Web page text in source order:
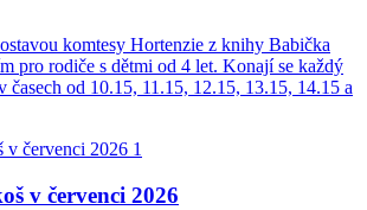
komtesy Hortenzie z knihy Babička
pro rodiče s dětmi od 4 let. Konají se každý
časech od 10.15, 11.15, 12.15, 13.15, 14.15 a
v červenci 2026